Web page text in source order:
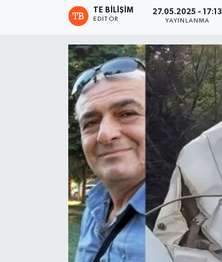
TE BILIŞIM
EDITÖR
27.05.2025 - 17:13
YAYINLANMA